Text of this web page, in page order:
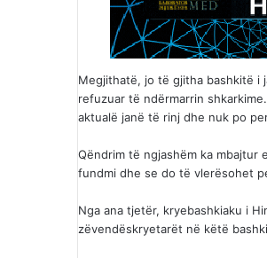
Megjithatë, jo të gjitha bashkitë i
refuzuar të ndërmarrin
aktualë janë të rinj dhe nuk po
Qëndrim të ngjashëm ka mbajtur
fundmi dhe se do të vlerësohet
Nga ana tjetër, kryebashkiaku i
zëvendëskryetarët në këtë